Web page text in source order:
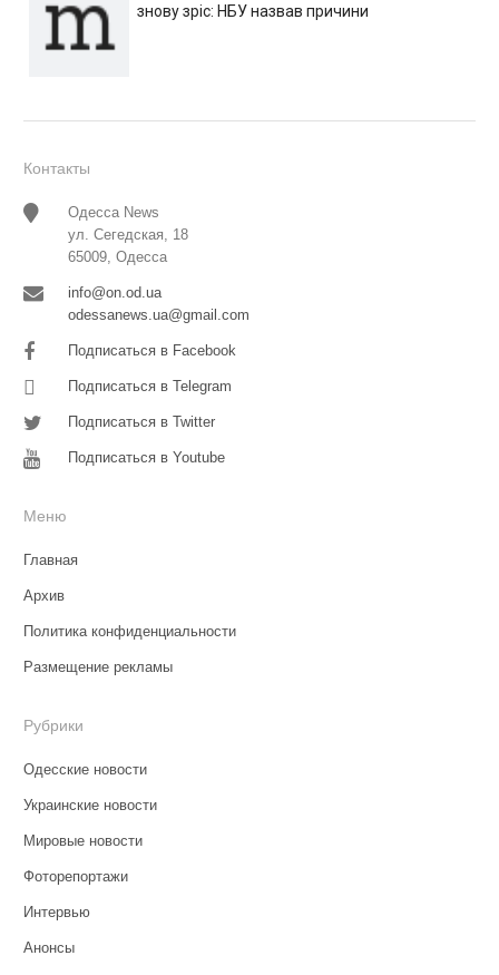
знову зріс: НБУ назвав причини
Контакты
Одесса News
ул. Сегедская, 18
65009, Одесса
info@on.od.ua
odessanews.ua@gmail.com
Подписаться в Facebook
Подписаться в Telegram
Подписаться в Twitter
Подписаться в Youtube
Меню
Главная
Архив
Политика конфиденциальности
Размещение рекламы
Рубрики
Одесские новости
Украинские новости
Мировые новости
Фоторепортажи
Интервью
Анонсы